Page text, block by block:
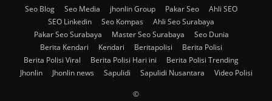
Seo Blog Seo Media jhonlin Group Pakar Seo
Ahli SEO
SEO Linkedin
Seo Kompas
Ahli Seo Surabaya
Pakar Seo Surabaya
Master Seo Surabaya
Seo Dunia
Berita Kendari
Kendari Beritapolisi
Berita Polisi
Berita Polisi Viral
Berita Polisi Hari ini
Berita Polisi Trending
Jhonlin
Jhonlin news Sapulidi Sapulidi Nusantara Video Polisi
©